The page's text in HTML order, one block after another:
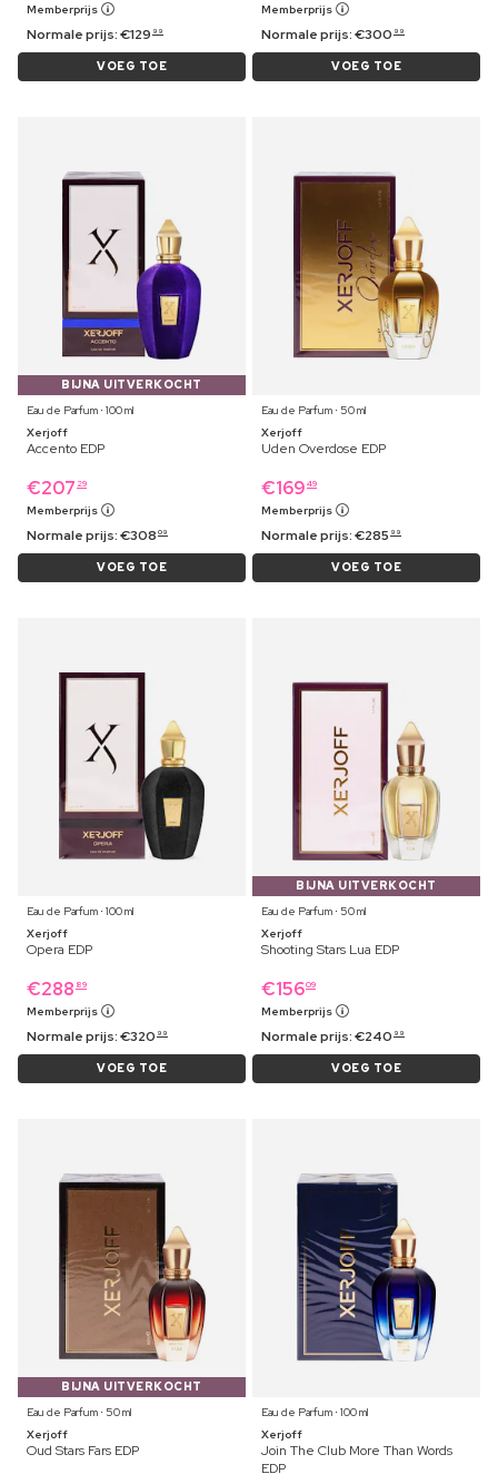
Memberprijs
Normale prijs:€129 99
VOEG TOE
Memberprijs
Normale prijs:€300 99
VOEG TOE
BIJNA UITVERKOCHT
Eau de Parfum ⋅ 100 ml
Xerjoff
Accento EDP
€207 29
Memberprijs
Normale prijs:€308 09
VOEG TOE
Eau de Parfum ⋅ 50 ml
Xerjoff
Uden Overdose EDP
€169 49
Memberprijs
Normale prijs:€285 99
VOEG TOE
Eau de Parfum ⋅ 100 ml
Xerjoff
Opera EDP
€288 89
Memberprijs
Normale prijs:€320 99
VOEG TOE
BIJNA UITVERKOCHT
Eau de Parfum ⋅ 50 ml
Xerjoff
Shooting Stars Lua EDP
€15609
Memberprijs
Normale prijs:€240 99
VOEG TOE
BIJNA UITVERKOCHT
Eau de Parfum ⋅ 50 ml
Xerjoff
Oud Stars Fars EDP
Eau de Parfum ⋅ 100 ml
Xerjoff
Join The Club More Than Words
EDP